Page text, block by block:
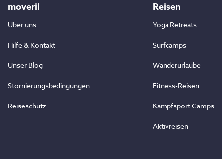
moverii
Über uns
Hilfe & Kontakt
Unser Blog
Stornierungsbedingungen
Reiseschutz
Reisen
Yoga Retreats
Surfcamps
Wanderurlaube
Fitness-Reisen
Kampfsport Camps
Aktivreisen